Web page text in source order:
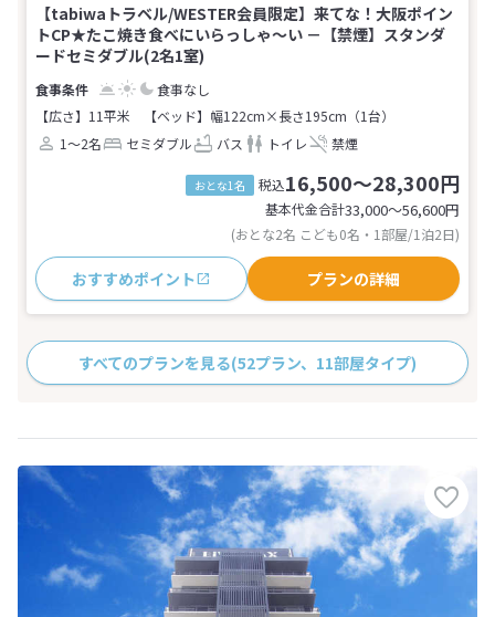
【tabiwaトラベル/WESTER会員限定】来てな！大阪ポイン
トCP★たこ焼き食べにいらっしゃ～い －【禁煙】スタンダ
ードセミダブル(2名1室)
食事なし
【広さ】11平米
【ベッド】幅122cm×長さ195cm（1台）
1～2名
セミダブル バス トイレ 禁煙
おとな1名 税込16,500～28,300円
基本代金合計33,000〜56,600円
(おとな2名 こども0名・1部屋/1泊2日)
おすすめポイント プランの詳細
すべてのプランを見る(52プラン、11部屋タイプ)